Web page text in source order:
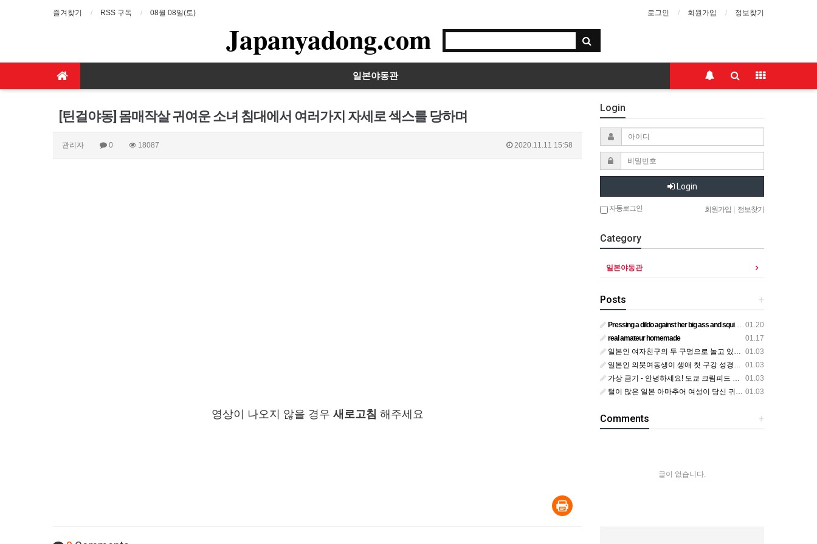
즐겨찾기 RSS 구독 08월 08일(토) 로그인 회원가입 정보찾기
Japanyadong.com
일본야동관
[틴걸야동] 몸매작살 귀여운 소녀 침대에서 여러가지 자세로 섹스를 당하며
관리자 0 18087 2020.11.11 15:58
영상이 나오지 않을 경우 새로고침 해주세요
Login
Login
자동로그인 회원가입 정보찾기
Category
일본야동관
+
Posts
01.20
Pressing a dildo against her big ass and squirting from below
01.17
real amateur homemade
01.03
일본인 여자친구의 두 구멍으로 놀고 있어요
01.03
일본인 의붓여동생이 생애 첫 구강 성경험을 공개하다
01.03
가상 금기 - 안녕하세요! 도쿄 크림피드 시엘에서
01.03
털이 많은 일본 아마추어 여성이 당신 귀에 대고 신음하며 자위합니다. 그녀가 오르가즘에 도달하는 모습을 보세요?
+
Comments
글이 없습니다.